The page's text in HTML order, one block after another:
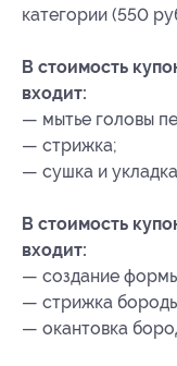
категории (550
В стоимость
входит:
— мытье головы
— стрижка;
— сушка и
В стоимость
входит:
— создание
— стрижка
— окантовка